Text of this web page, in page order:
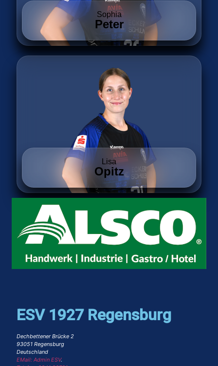
Sophia
Peter
Lisa
Opitz
ESV 1927 Regensburg
Dechbettener Brücke 2
93051 Regensburg
Deutschland
EMail: Admin ESV.